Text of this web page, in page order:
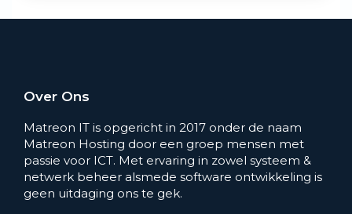
Over Ons
Matreon IT is opgericht in 2017 onder de naam
Matreon Hosting door een groep mensen met
passie voor ICT. Met ervaring in zowel systeem &
netwerk beheer alsmede software ontwikkeling is
geen uitdaging ons te gek.